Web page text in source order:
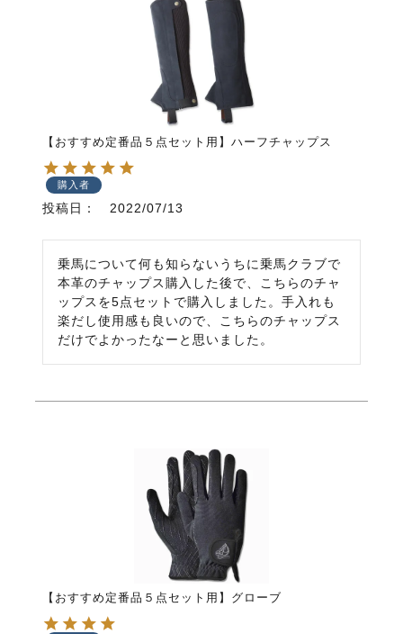
【おすすめ定番品５点セット用】ハーフチャップス
購入者
投稿日 2022/07/13
乗馬について何も知らないうちに乗馬クラブで
本革のチャップス購入した後で、こちらのチャ
ップスを5点セットで購入しました。手入れも
楽だし使用感も良いので、こちらのチャップス
だけでよかったなーと思いました。
【おすすめ定番品５点セット用】グローブ